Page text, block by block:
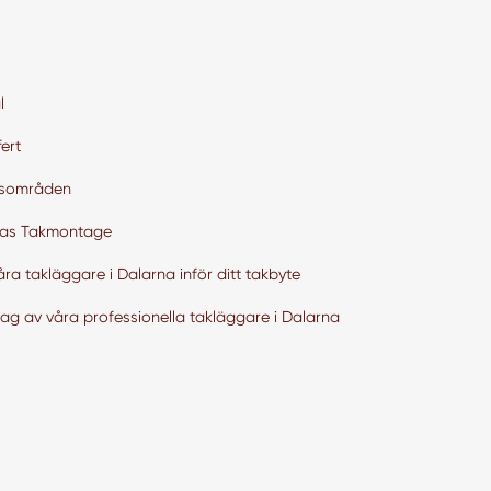
Takmontage
takläggare i Dalarna inför ditt takbyte
av våra professionella takläggare i Dalarna